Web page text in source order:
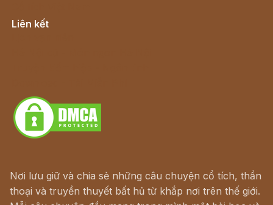
Liên kết
Nơi lưu giữ và chia sẻ những câu chuyện cổ tích, thần
thoại và truyền thuyết bất hủ từ khắp nơi trên thế giới.